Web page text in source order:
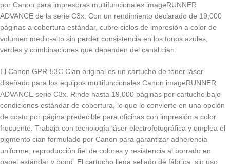
por Canon para impresoras multifuncionales imageRUNNER
ADVANCE de la serie C3x. Con un rendimiento declarado de 19,000
páginas a cobertura estándar, cubre ciclos de impresión a color de
volumen medio-alto sin perder consistencia en los tonos azules,
verdes y combinaciones que dependen del canal cian.
El Canon GPR-53C Cian original es un cartucho de tóner láser
diseñado para los equipos multifuncionales Canon imageRUNNER
ADVANCE serie C3x. Rinde hasta 19,000 páginas por cartucho bajo
condiciones estándar de cobertura, lo que lo convierte en una opción
de costo por página predecible para oficinas con impresión a color
frecuente. Trabaja con tecnología láser electrofotográfica y emplea el
pigmento cian formulado por Canon para garantizar adherencia
uniforme, reproducción fiel de colores y resistencia al borrado en
papel estándar y bond. El cartucho llega sellado de fábrica, sin uso